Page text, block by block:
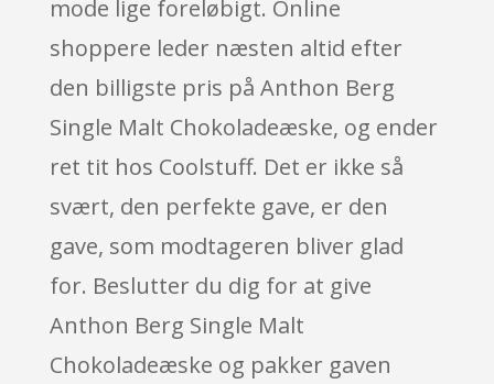
mode lige foreløbigt. Online
shoppere leder næsten altid efter
den billigste pris på Anthon Berg
Single Malt Chokoladeæske, og ender
ret tit hos Coolstuff. Det er ikke så
svært, den perfekte gave, er den
gave, som modtageren bliver glad
for. Beslutter du dig for at give
Anthon Berg Single Malt
Chokoladeæske og pakker gaven